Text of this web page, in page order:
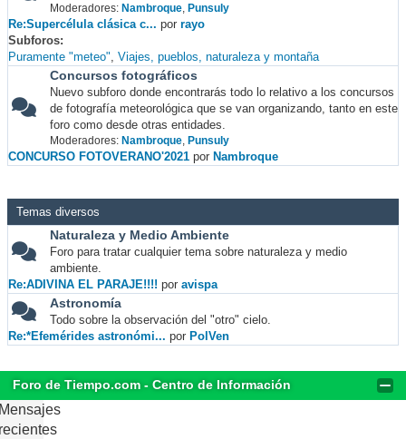
Moderadores: Nambroque, Punsuly
Re:Supercélula clásica c... por rayo
Subforos
Puramente "meteo" Viajes, pueblos, naturaleza y montaña
Concursos fotográficos
Nuevo subforo donde encontrarás todo lo relativo a los concursos
de fotografía meteorológica que se van organizando, tanto en este
foro como desde otras entidades.
Moderadores: Nambroque, Punsuly
CONCURSO FOTOVERANO'2021 por Nambroque
Temas diversos
Naturaleza y Medio Ambiente
Foro para tratar cualquier tema sobre naturaleza y medio
ambiente.
Re:ADIVINA EL PARAJE!!!! por avispa
Astronomía
Todo sobre la observación del "otro" cielo.
Re:*Efemérides astronómi... por PolVen
Foro de Tiempo.com - Centro de Información